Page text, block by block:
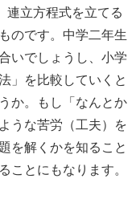
連立方程式を立てる
のです。中学二年生
いでしょうし、小学
」を比較していくと
か。もし「なんとか
うな苦労（工夫）を
を解くかを知ること
ことにもなります。